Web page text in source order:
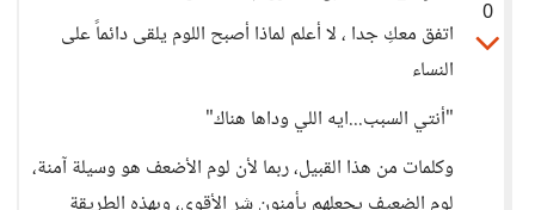
0
اتفق معكِ جدا ، لا أعلم لماذا أصبح اللوم يلقى دائماً على
النساء
"أنتي السبب...ايه اللي وداها هناك"
وكلمات من هذا القبيل، ربما لأن لوم الأضعف هو وسيلة آمنة،